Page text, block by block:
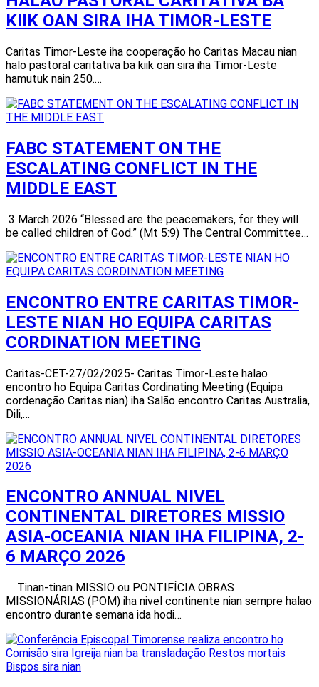
KIIK OAN SIRA IHA TIMOR-LESTE
Caritas Timor-Leste iha cooperação ho Caritas Macau nian
halo pastoral caritativa ba kiik oan sira iha Timor-Leste
hamutuk nain 250.…
FABC STATEMENT ON THE
ESCALATING CONFLICT IN THE
MIDDLE EAST
3 March 2026 “Blessed are the peacemakers, for they will
be called children of God.” (Mt 5:9) The Central Committee…
ENCONTRO ENTRE CARITAS TIMOR-
LESTE NIAN HO EQUIPA CARITAS
CORDINATION MEETING
Caritas-CET-27/02/2025- Caritas Timor-Leste halao
encontro ho Equipa Caritas Cordinating Meeting (Equipa
cordenação Caritas nian) iha Salão encontro Caritas Australia,
Dili,…
ENCONTRO ANNUAL NIVEL
CONTINENTAL DIRETORES MISSIO
ASIA-OCEANIA NIAN IHA FILIPINA, 2-
6 MARÇO 2026
Tinan-tinan MISSIO ou PONTIFÍCIA OBRAS
MISSIONÁRIAS (POM) iha nivel continente nian sempre halao
encontro durante semana ida hodi…